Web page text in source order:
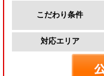
こだわり条件
対応エリア